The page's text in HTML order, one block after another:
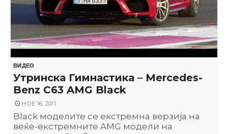
ВИДЕО
Утринска Гимнастика – Mercedes-
Benz C63 AMG Black
НОЕ 16, 2011
Black моделите се екстремна верзија на
веќе-екстремните AMG модели на